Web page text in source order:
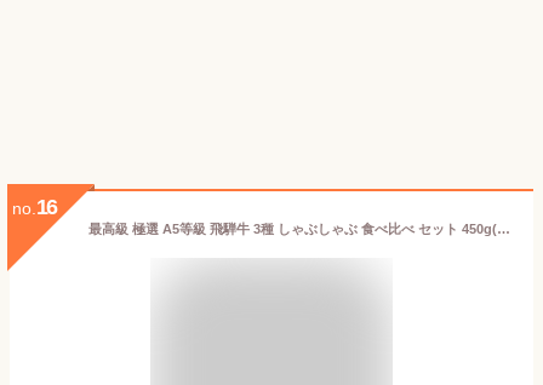
no. 16
最高級 極選 A5等級 飛騨牛 3種 しゃぶしゃぶ 食べ比べ セット 450g(150g×3種） 2〜3人前 希少部位 霜降 ミスジ 肩ロース 赤身肉 個包装 すき焼き ギフト 父の日 母の日 食べ物 プレゼント 父の日ギフト のし お歳暮 お中元 黒毛和牛 お取り寄せグルメ